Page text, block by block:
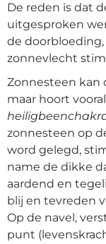
De reden is dat
uitgesproken
de
zonnevlecht
Zonnesteen kan
maar hoort
zonnesteen op
word gelegd,
name de dikke
aardend en teg
blij en tevreden
Op de navel,
punt